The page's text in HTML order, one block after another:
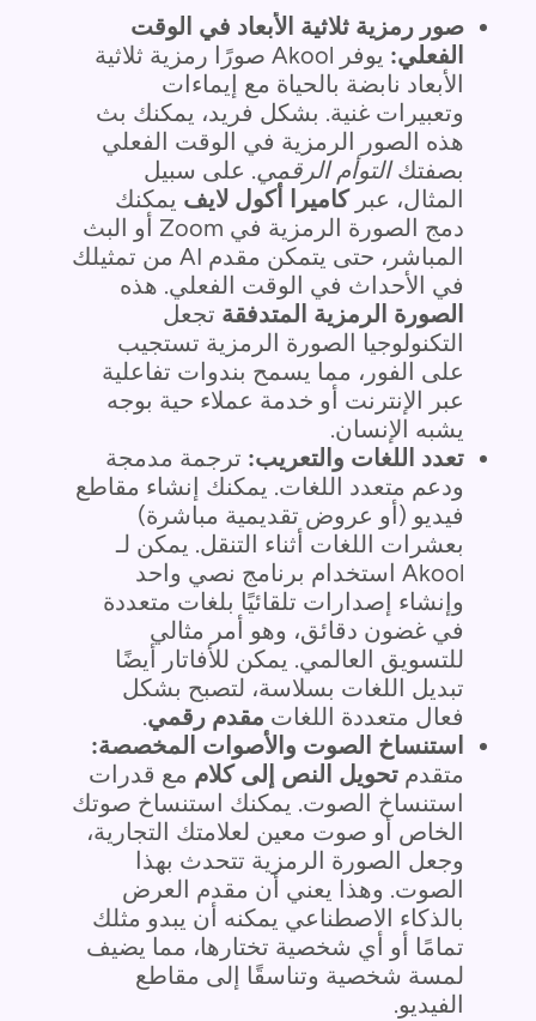
صور رمزية ثلاثية الأبعاد في الوقت
الفعلي:
يوفر Akool صورًا رمزية ثلاثية
الأبعاد نابضة بالحياة مع إيماءات
وتعبيرات غنية. بشكل فريد، يمكنك بث
هذه الصور الرمزية في الوقت الفعلي
بصفتكالتوأم الرقمي. على سبيل
المثال، عبركاميرا أكول لايف يمكنك
دمج الصورة الرمزية في Zoom أو البث
المباشر، حتى يتمكن مقدم AI من تمثيلك
في الأحداث في الوقت الفعلي. هذه
الصورة الرمزية المتدفقة تجعل
التكنولوجيا الصورة الرمزية تستجيب
على الفور، مما يسمح بندوات تفاعلية
عبر الإنترنت أو خدمة عملاء حية بوجه
يشبه الإنسان.
تعدد اللغات والتعريب: ترجمة مدمجة
ودعم متعدد اللغات. يمكنك إنشاء مقاطع
فيديو (أو عروض تقديمية مباشرة)
بعشرات اللغات أثناء التنقل. يمكن لـ
Akool استخدام برنامج نصي واحد
وإنشاء إصدارات تلقائيًا بلغات متعددة
في غضون دقائق، وهو أمر مثالي
للتسويق العالمي. يمكن للأفاتار أيضًا
تبديل اللغات بسلاسة، لتصبح بشكل
فعال متعددة اللغات مقدم رقمي.
استنساخ الصوت والأصوات المخصصة:
متقدم تحويل النص إلى كلام مع قدرات
استنساخ الصوت. يمكنك استنساخ صوتك
الخاص أو صوت معين لعلامتك التجارية،
وجعل الصورة الرمزية تتحدث بهذا
الصوت. وهذا يعني أن مقدم العرض
بالذكاء الاصطناعي يمكنه أن يبدو مثلك
تمامًا أو أي شخصية تختارها، مما يضيف
لمسة شخصية وتناسقًا إلى مقاطع
الفيديو.